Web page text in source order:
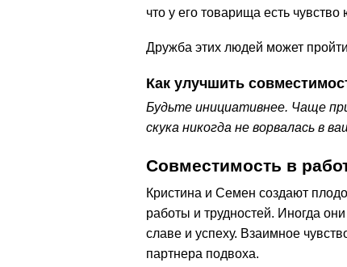
что у его товарища есть чувство
Дружба этих людей может
Как улучшить
Будьте инициативнее. Чаще
скука никогда не ворвалась в
Совместимость в
Кристина и Семен создают
работы и трудностей. Иногда
славе и успеху. Взаимное
партнера подвоха.